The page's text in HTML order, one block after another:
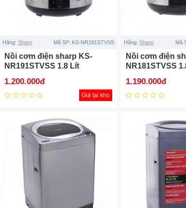
Hãng: Sharp Mã SP: KS-NR191STVSS
Nồi cơm điện sharp KS-
NR191STVSS 1.8 Lít
1.200.000đ
Giá tại kho
Hãng: Sharp Mã
Nồi cơm điện
NR181STVSS
1.190.000đ